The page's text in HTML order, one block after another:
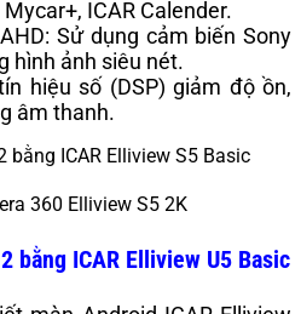
ICAR Calender.
Sử dụng cảm biến Sony
hình ảnh siêu nét.
hiệu số (DSP) giảm độ ồn,
âm thanh.
360 Elliview S5 2K
bằng ICAR Elliview U5 Basic